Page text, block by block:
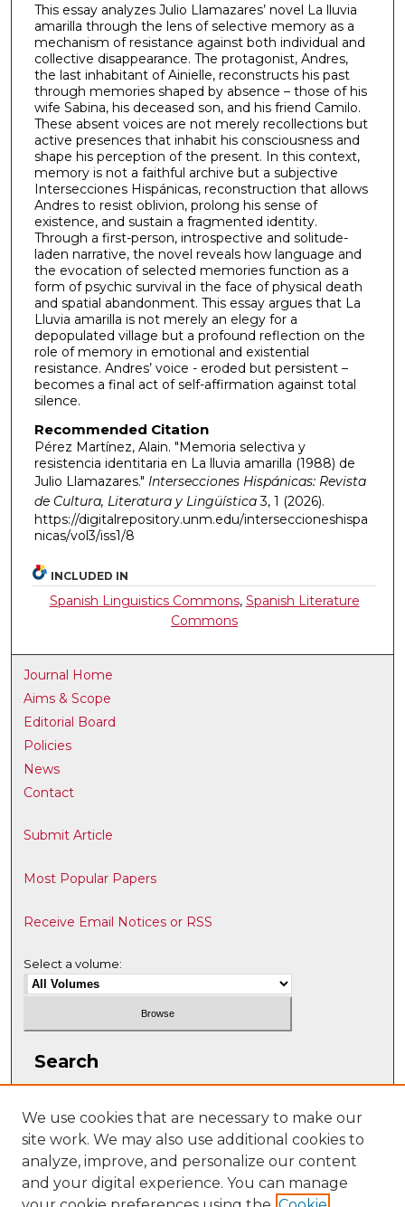
This essay analyzes Julio Llamazares’ novel La lluvia
amarilla through the lens of selective memory as a
mechanism of resistance against both individual and
collective disappearance. The protagonist, Andres,
the last inhabitant of Ainielle, reconstructs his past
through memories shaped by absence – those of his
wife Sabina, his deceased son, and his friend Camilo.
These absent voices are not merely recollections but
active presences that inhabit his consciousness and
shape his perception of the present. In this context,
memory is not a faithful archive but a subjective
Intersecciones Hispánicas, reconstruction that allows
Andres to resist oblivion, prolong his sense of
existence, and sustain a fragmented identity.
Through a first-person, introspective and solitude-
laden narrative, the novel reveals how language and
the evocation of selected memories function as a
form of psychic survival in the face of physical death
and spatial abandonment. This essay argues that La
Lluvia amarilla is not merely an elegy for a
depopulated village but a profound reflection on the
role of memory in emotional and existential
resistance. Andres’ voice - eroded but persistent –
becomes a final act of self-affirmation against total
silence.
Recommended Citation
Pérez Martínez, Alain. "Memoria selectiva y
resistencia identitaria en La lluvia amarilla (1988) de
Julio Llamazares." Intersecciones Hispánicas: Revista
de Cultura, Literatura y Lingüística3, 1 (2026).
https://digitalrepository.unm.edu/interseccioneshispa
nicas/vol3/iss1/8
INCLUDED IN
Spanish Linguistics Commons, Spanish Literature
Commons
Journal Home
Aims & Scope
Editorial Board
Policies
News
Contact
Submit Article
Most Popular Papers
Receive Email Notices or RSS
Select a volume:
Search
Select context to search:
We use cookies that are necessary to make our
site work. We may also use additional cookies to
analyze, improve, and personalize our content
and your digital experience. You can manage